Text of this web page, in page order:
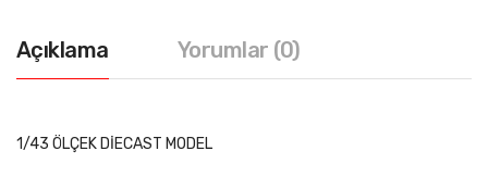
Açıklama Yorumlar (0)
1/43 ÖLÇEK DİECAST MODEL